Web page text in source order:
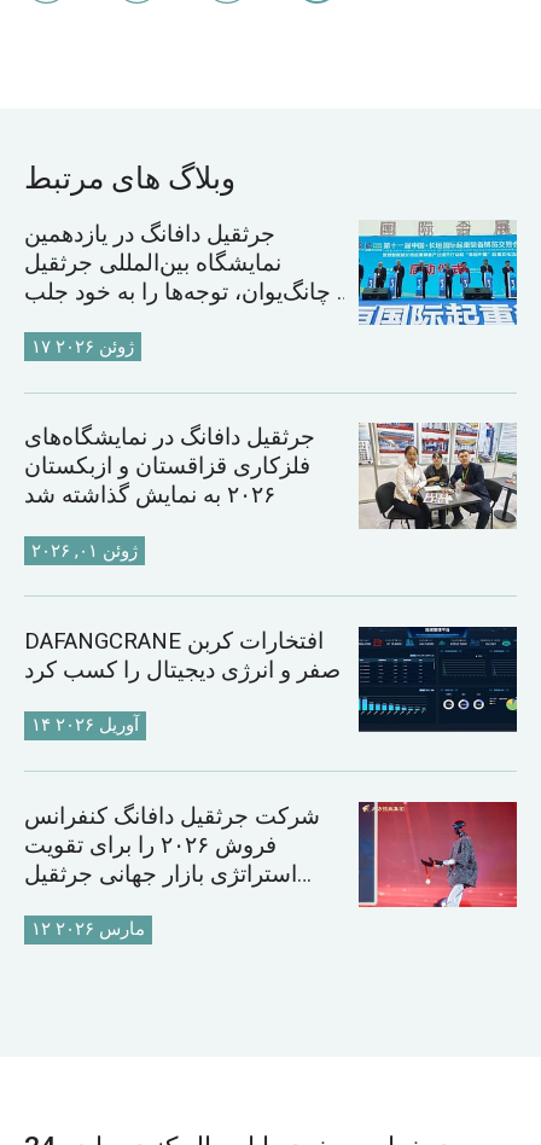
وبلاگ های مرتبط
جرثقیل دافانگ در یازدهمین
نمایشگاه بین‌المللی جرثقیل
چانگ‌یوان، توجه‌ها را به خود جلب
۱۷ ژوئن ۲۰۲۶
جرثقیل دافانگ در نمایشگاه‌های
فلزکاری قزاقستان و ازبکستان
۲۰۲۶ به نمایش گذاشته شد
ژوئن ۰۱, ۲۰۲۶
DAFANGCRANE افتخارات کربن
صفر و انرژی دیجیتال را کسب کرد
۱۴ آوریل ۲۰۲۶
شرکت جرثقیل دافانگ کنفرانس
فروش ۲۰۲۶ را برای تقویت
استراتژی بازار جهانی جرثقیل
۱۲ مارس ۲۰۲۶